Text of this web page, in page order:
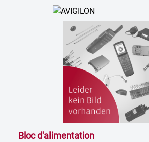
Bloc d'alimentation